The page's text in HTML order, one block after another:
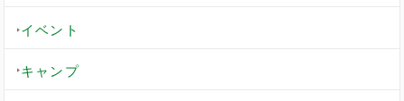
イベント
キャンプ